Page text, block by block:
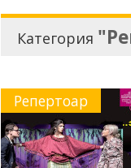
Категория
Репертоар